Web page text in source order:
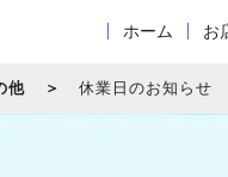
ホーム お
他 休業日のお知らせ